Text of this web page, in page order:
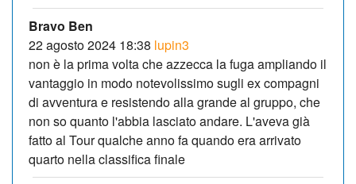
Bravo Ben
22 agosto 2024 18:38 lupin3
non è la prima volta che azzecca la fuga ampliando il
vantaggio in modo notevolissimo sugli ex compagni
di avventura e resistendo alla grande al gruppo, che
non so quanto l'abbia lasciato andare. L'aveva già
fatto al Tour qualche anno fa quando era arrivato
quarto nella classifica finale